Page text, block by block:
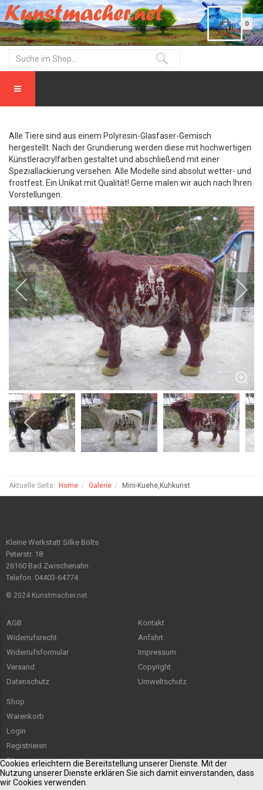
0
Alle Tiere sind aus einem Polyresin-Glasfaser-Gemisch
hergestellt. Nach der Grundierung werden diese mit hochwertigen
Künstleracrylfarben gestaltet und abschließend mit einer
Speziallackierung versehen. Alle Modelle sind absolut wetter- und
frostfest. Ein Unikat mit Qualität! Gerne malen wir auch nach Ihren
Vorstellungen.
Aktuelle Seite: Home Galerie Mini-Kuehe,Kuhkunst
Kleine Werkstatt Silke Bölts
Peterstr. 18
26160 Bad Zwischenahn
Telefon: 04403-64774
© 2024 Kunstmacher.net
AGB
Widerrufsrecht
Widerrufsformular
Versand
Datenschutz
Kontakt
Anfahrt
Impressum
Copyright
Umweltschutz
Shop
Warenkorb
Login
Registrieren
Sitemap
Cookies erleichtern die Bereitstellung unserer Dienste. Mit der
Nutzung unserer Dienste erklären Sie sich damit einverstanden, dass
wir Cookies verwenden.